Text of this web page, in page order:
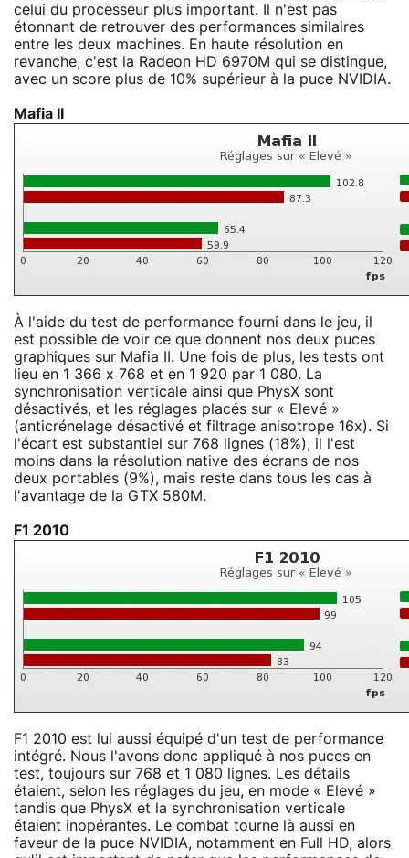
celui du processeur plus important. Il n'est pas
étonnant de retrouver des performances similaires
entre les deux machines. En haute résolution en
revanche, c'est la Radeon HD 6970M qui se distingue,
avec un score plus de 10% supérieur à la puce NVIDIA.
Mafia II
À l'aide du test de performance fourni dans le jeu, il
est possible de voir ce que donnent nos deux puces
graphiques sur Mafia II. Une fois de plus, les tests ont
lieu en 1 366 x 768 et en 1 920 par 1 080. La
synchronisation verticale ainsi que PhysX sont
désactivés, et les réglages placés sur « Elevé »
(anticrénelage désactivé et filtrage anisotrope 16x). Si
l'écart est substantiel sur 768 lignes (18%), il l'est
moins dans la résolution native des écrans de nos
deux portables (9%), mais reste dans tous les cas à
l'avantage de la GTX 580M.
F1 2010
F1 2010 est lui aussi équipé d'un test de performance
intégré. Nous l'avons donc appliqué à nos puces en
test, toujours sur 768 et 1 080 lignes. Les détails
étaient, selon les réglages du jeu, en mode « Elevé »
tandis que PhysX et la synchronisation verticale
étaient inopérantes. Le combat tourne là aussi en
faveur de la puce NVIDIA, notamment en Full HD, alors